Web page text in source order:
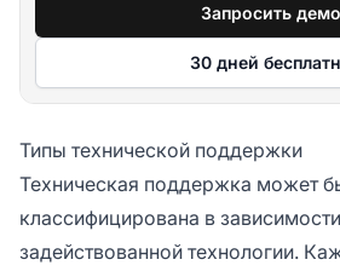
Запросить демо
30 дней
Типы технической поддержки
Техническая поддержка может
классифицирована в
задействованной технологии.